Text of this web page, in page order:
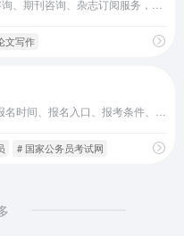
文写作
# 国家公务员考试网